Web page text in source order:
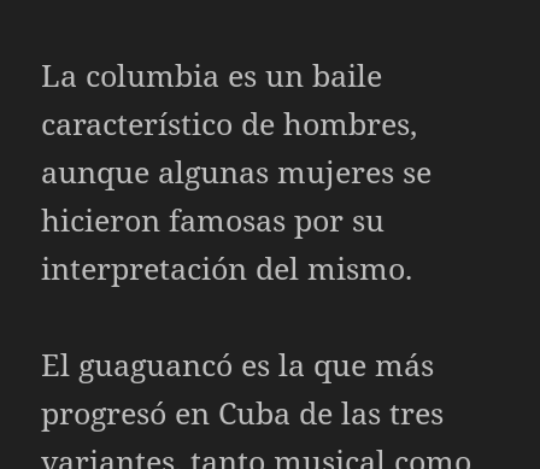
La columbia es un baile
característico de hombres,
aunque algunas mujeres se
hicieron famosas por su
interpretación del mismo.
El guaguancó es la que más
progresó en Cuba de las tres
variantes, tanto musical como